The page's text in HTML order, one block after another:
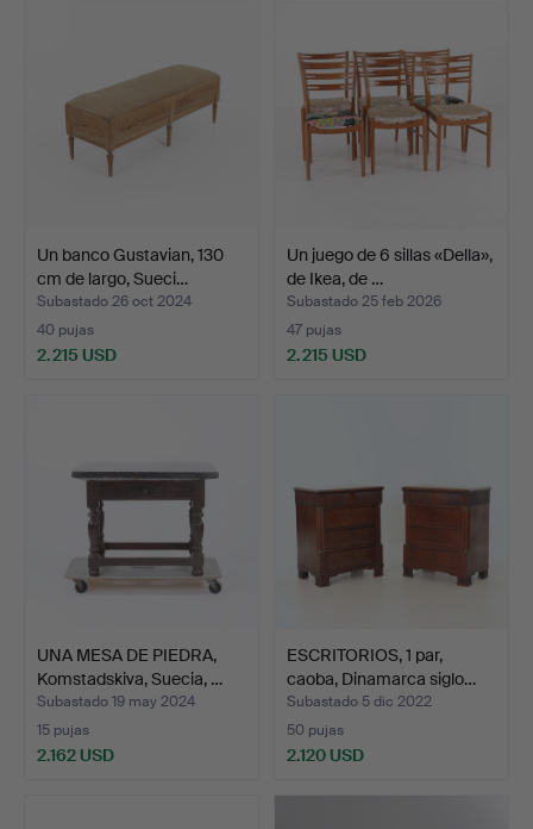
Un banco Gustavian, 130
cm de largo, Sueci…
Subastado 26 oct 2024
40 pujas
2.215 USD
Un juego de 6 sillas «Della»,
de Ikea, de …
Subastado 25 feb 2026
47 pujas
2.215 USD
UNA MESA DE PIEDRA,
Komstadskiva, Suecia, …
Subastado 19 may 2024
15 pujas
2.162 USD
ESCRITORIOS, 1 par,
caoba, Dinamarca siglo…
Subastado 5 dic 2022
50 pujas
2.120 USD